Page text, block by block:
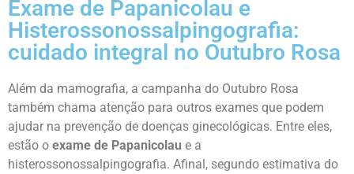
Exame de Papanicolau e
Histerossonossalpingografia:
cuidado integral no Outubro Rosa
Além da mamografia, a campanha do Outubro Rosa
também chama atenção para outros exames que podem
ajudar na prevenção de doenças ginecológicas. Entre eles,
estão o exame de Papanicolau e a
histerossonossalpingografia. Afinal, segundo estimativa do